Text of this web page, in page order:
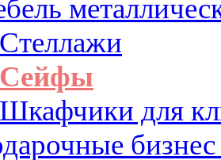
Стеллажи
Сейфы
Шкафчики для
бизнес